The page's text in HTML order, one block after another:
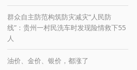
群众自主防范构筑防灾减灾“人民防
线”：贵州一村民洗车时发现险情救下55
人
油价、金价、银价，都涨了